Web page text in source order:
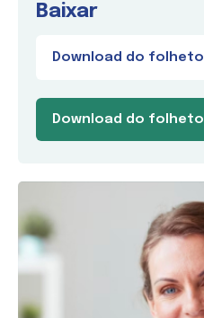
Baixar
Download do folheto
Download do folheto